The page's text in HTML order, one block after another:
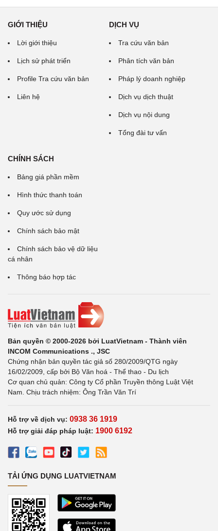
GIỚI THIỆU
Lời giới thiệu
Lịch sử phát triển
Profile Tra cứu văn bản
Liên hệ
DỊCH VỤ
Tra cứu văn bản
Phân tích văn bản
Pháp lý doanh nghiệp
Dịch vụ dịch thuật
Dịch vụ nội dung
Tổng đài tư vấn
CHÍNH SÁCH
Bảng giá phần mềm
Hình thức thanh toán
Quy ước sử dụng
Chính sách bảo mật
Chính sách bảo vệ dữ liệu
cá nhân
Thông báo hợp tác
Bản quyền © 2000-2026 bởi LuatVietnam - Thành viên
INCOM Communications ., JSC
Chứng nhận bản quyền tác giả số 280/2009/QTG ngày
16/02/2009, cấp bởi Bộ Văn hoá - Thể thao - Du lịch
Cơ quan chủ quản: Công ty Cổ phần Truyền thông Luật Việt
Nam. Chịu trách nhiệm: Ông Trần Văn Trí
Hỗ trợ về dịch vụ: 0938 36 1919
Hỗ trợ giải đáp pháp luật: 1900 6192
TẢI ỨNG DỤNG LUATVIETNAM